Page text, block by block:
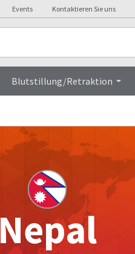
Events Kontaktieren Sie uns
Blutstillung/Retraktion
Nepal